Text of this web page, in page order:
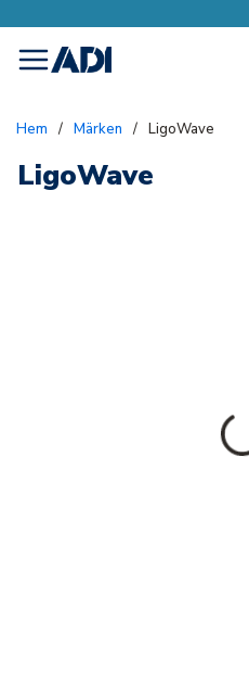
menu
Hem / Märken / LigoWave
LigoWave